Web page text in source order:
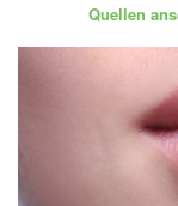
Quellen